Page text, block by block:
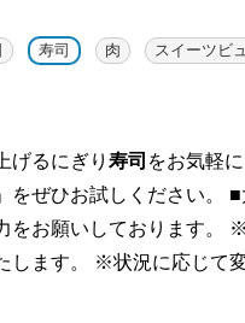
寿司 肉 スイーツビ
げるにぎり 寿司 をお気軽
をぜひお試しください。
をお願いしております。
します。 ※状況に応じて